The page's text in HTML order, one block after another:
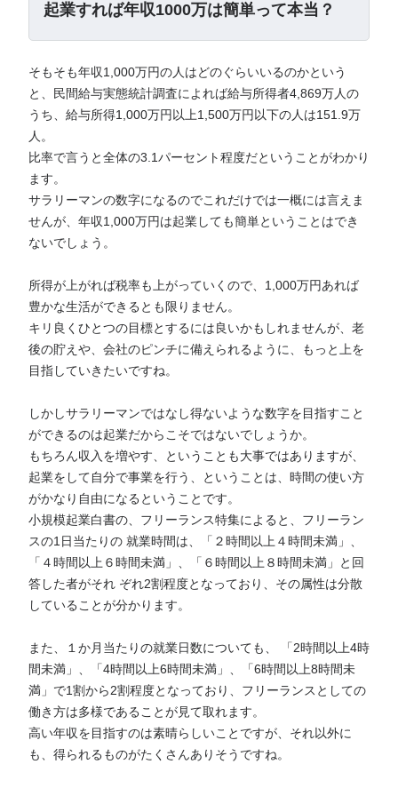
起業すれば年収1000万は簡単って本当？
そもそも年収1,000万円の人はどのぐらいいるのかという
と、民間給与実態統計調査によれば給与所得者4,869万人の
うち、給与所得1,000万円以上1,500万円以下の人は151.9万
人。
比率で言うと全体の3.1パーセント程度だということがわかり
ます。
サラリーマンの数字になるのでこれだけでは一概には言えま
せんが、年収1,000万円は起業しても簡単ということはでき
ないでしょう。
所得が上がれば税率も上がっていくので、1,000万円あれば
豊かな生活ができるとも限りません。
キリ良くひとつの目標とするには良いかもしれませんが、老
後の貯えや、会社のピンチに備えられるように、もっと上を
目指していきたいですね。
しかしサラリーマンではなし得ないような数字を目指すこと
ができるのは起業だからこそではないでしょうか。
もちろん収入を増やす、ということも大事ではありますが、
起業をして自分で事業を行う、ということは、時間の使い方
がかなり自由になるということです。
小規模起業白書の、フリーランス特集によると、フリーラン
スの1日当たりの 就業時間は、「２時間以上４時間未満」、
「４時間以上６時間未満」、「６時間以上８時間未満」と回
答した者がそれ ぞれ2割程度となっており、その属性は分散
していることが分かります。
また、１か月当たりの就業日数についても、 「2時間以上4時
間未満」、「4時間以上6時間未満」、「6時間以上8時間未
満」で1割から2割程度となっており、フリーランスとしての
働き方は多様であることが見て取れます。
高い年収を目指すのは素晴らしいことですが、それ以外に
も、得られるものがたくさんありそうですね。